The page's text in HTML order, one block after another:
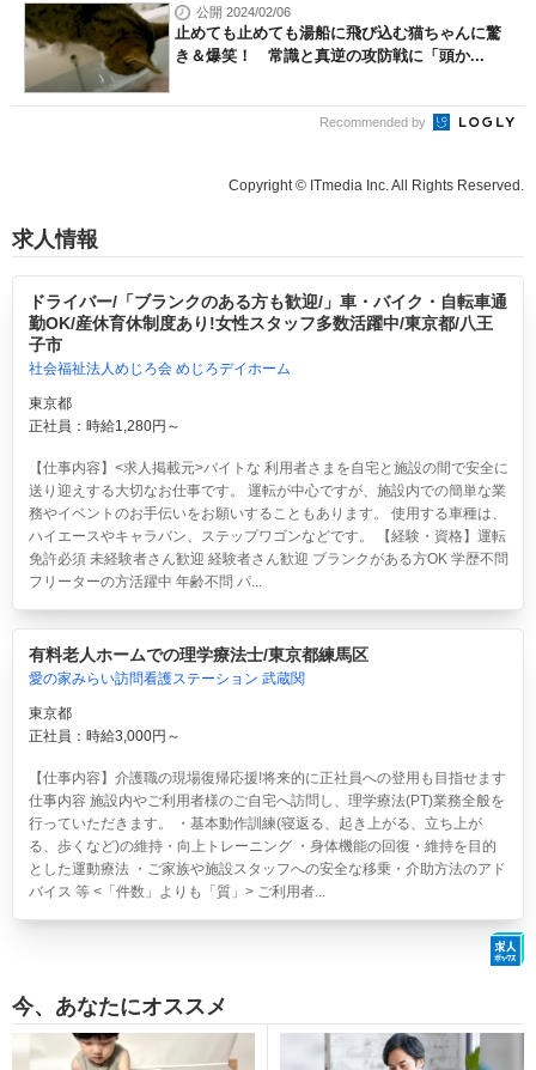
公開 2024/02/06
止めても止めても湯船に飛び込む猫ちゃんに驚
き＆爆笑！ 常識と真逆の攻防戦に「頭か...
Recommended by
Copyright © ITmedia Inc. All Rights Reserved.
求人情報
ドライバー/「ブランクのある方も歓迎/」車・バイク・自転車通
勤OK/産休育休制度あり!女性スタッフ多数活躍中/東京都/八王
子市
社会福祉法人めじろ会 めじろデイホーム
東京都
正社員：時給1,280円～
【仕事内容】<求人掲載元>バイトな 利用者さまを自宅と施設の間で安全に
送り迎えする大切なお仕事です。 運転が中心ですが、施設内での簡単な業
務やイベントのお手伝いをお願いすることもあります。 使用する車種は、
ハイエースやキャラバン、ステップワゴンなどです。 【経験・資格】運転
免許必須 未経験者さん歓迎 経験者さん歓迎 ブランクがある方OK 学歴不問
フリーターの方活躍中 年齢不問 パ...
有料老人ホームでの理学療法士/東京都練馬区
愛の家みらい訪問看護ステーション 武蔵関
東京都
正社員：時給3,000円～
【仕事内容】介護職の現場復帰応援!将来的に正社員への登用も目指せます
仕事内容 施設内やご利用者様のご自宅へ訪問し、理学療法(PT)業務全般を
行っていただきます。 ・基本動作訓練(寝返る、起き上がる、立ち上が
る、歩くなど)の維持・向上トレーニング ・身体機能の回復・維持を目的
とした運動療法 ・ご家族や施設スタッフへの安全な移乗・介助方法のアド
バイス 等 <「件数」よりも「質」> ご利用者...
今、あなたにオススメ